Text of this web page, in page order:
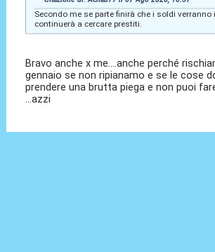
Secondo me se parte finirà che i soldi
continuerà a cercare prestiti.
Bravo anche x me....anche perché
gennaio se non ripianamo e se le cose
prendere una brutta piega e non puoi
...azzi